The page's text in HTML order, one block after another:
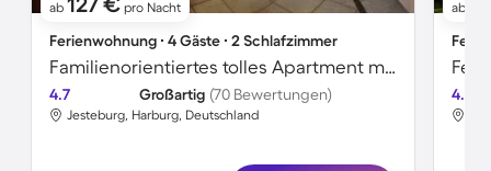
ab pro Nacht
Ferienwohnung ∙ 4 Gäste ∙ 2 Schlafzimmer
Familienorientiertes tolles Apartment mit Terrasse, Grill und Garten | Naturblick | Perfekt für die Arbeit von Zuhause | Haustiere sind willkommen
4.7 Großartig (70 Bewertungen)
Jesteburg, Harburg, Deutschland
ab
4.5